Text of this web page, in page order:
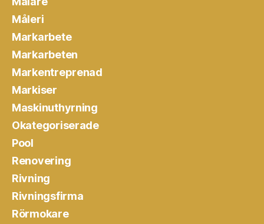
Måleri
Markarbete
Markarbeten
Markentreprenad
Markiser
Maskinuthyrning
Okategoriserade
Pool
Renovering
Rivning
Rivningsfirma
Rörmokare